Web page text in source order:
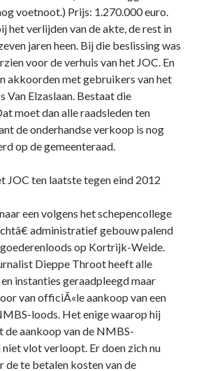
voetnoot.) Prijs: 1.270.000 euro.
het verlijden van de akte, de rest in
jaren heen. Bij die beslissing was
voor de verhuis van het JOC. En
akkoorden met gebruikers van het
Van Elzaslaan. Bestaat die
moet dan alle raadsleden ten
de onderhandse verkoop is nog
op de gemeenteraad.
JOC ten laatste tegen eind 2012
een volgens het schepencollege
administratief gebouw palend
op Kortrijk-Weide.
Dieppe Throot heeft alle
instanties geraadpleegd maar
van officiÃ«le aankoop van een
loods. Het enige waarop hij
de aankoop van de NMBS-
vlot verloopt. Er doen zich nu
de te betalen kosten van de